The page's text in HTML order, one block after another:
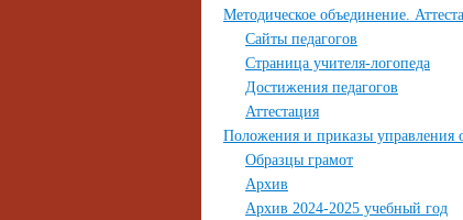
Методическое объединение.
Сайты педагогов
Страница учителя-логопеда
Достижения педагогов
Аттестация
Положения и приказы
Образцы грамот
Архив
Архив 2024-2025 учебный год